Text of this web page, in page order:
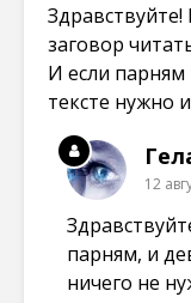
заговор
И если
тексте нужно
12
парням, и
ничего не